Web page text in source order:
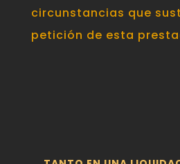
circunstancias que
petición de esta